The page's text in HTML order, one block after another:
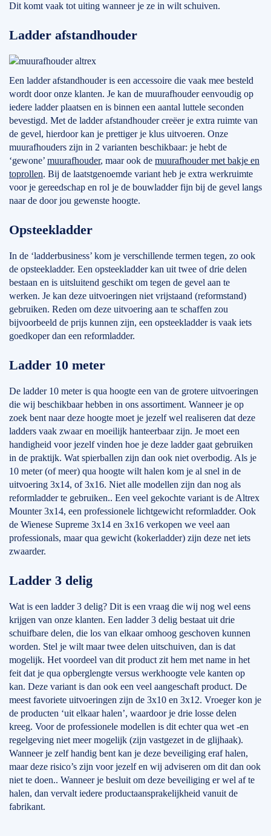
Dit komt vaak tot uiting wanneer je ze in wilt schuiven.
Ladder afstandhouder
Een ladder afstandhouder is een accessoire die vaak mee besteld
wordt door onze klanten. Je kan de muurafhouder eenvoudig op
iedere ladder plaatsen en is binnen een aantal luttele seconden
bevestigd. Met de ladder afstandhouder creëer je extra ruimte van
de gevel, hierdoor kan je prettiger je klus uitvoeren. Onze
muurafhouders zijn in 2 varianten beschikbaar: je hebt de
‘gewone’ muurafhouder, maar ook de muurafhouder met bakje en
toprollen. Bij de laatstgenoemde variant heb je extra werkruimte
voor je gereedschap en rol je de bouwladder fijn bij de gevel langs
naar de door jou gewenste hoogte.
Opsteekladder
In de ‘ladderbusiness’ kom je verschillende termen tegen, zo ook
de opsteekladder. Een opsteekladder kan uit twee of drie delen
bestaan en is uitsluitend geschikt om tegen de gevel aan te
werken. Je kan deze uitvoeringen niet vrijstaand (reformstand)
gebruiken. Reden om deze uitvoering aan te schaffen zou
bijvoorbeeld de prijs kunnen zijn, een opsteekladder is vaak iets
goedkoper dan een reformladder.
Ladder 10 meter
De ladder 10 meter is qua hoogte een van de grotere uitvoeringen
die wij beschikbaar hebben in ons assortiment. Wanneer je op
zoek bent naar deze hoogte moet je jezelf wel realiseren dat deze
ladders vaak zwaar en moeilijk hanteerbaar zijn. Je moet een
handigheid voor jezelf vinden hoe je deze ladder gaat gebruiken
in de praktijk. Wat spierballen zijn dan ook niet overbodig. Als je
10 meter (of meer) qua hoogte wilt halen kom je al snel in de
uitvoering 3x14, of 3x16. Niet alle modellen zijn dan nog als
reformladder te gebruiken.. Een veel gekochte variant is de Altrex
Mounter 3x14, een professionele lichtgewicht reformladder. Ook
de Wienese Supreme 3x14 en 3x16 verkopen we veel aan
professionals, maar qua gewicht (kokerladder) zijn deze net iets
zwaarder.
Ladder 3 delig
Wat is een ladder 3 delig? Dit is een vraag die wij nog wel eens
krijgen van onze klanten. Een ladder 3 delig bestaat uit drie
schuifbare delen, die los van elkaar omhoog geschoven kunnen
worden. Stel je wilt maar twee delen uitschuiven, dan is dat
mogelijk. Het voordeel van dit product zit hem met name in het
feit dat je qua opberglengte versus werkhoogte vele kanten op
kan. Deze variant is dan ook een veel aangeschaft product. De
meest favoriete uitvoeringen zijn de 3x10 en 3x12. Vroeger kon je
de producten ‘uit elkaar halen’, waardoor je drie losse delen
kreeg. Voor de professionele modellen is dit echter qua wet -en
regelgeving niet meer mogelijk (zijn vastgezet in de glijhaak).
Wanneer je zelf handig bent kan je deze beveiliging eraf halen,
maar deze risico’s zijn voor jezelf en wij adviseren om dit dan ook
niet te doen.. Wanneer je besluit om deze beveiliging er wel af te
halen, dan vervalt iedere productaansprakelijkheid vanuit de
fabrikant.